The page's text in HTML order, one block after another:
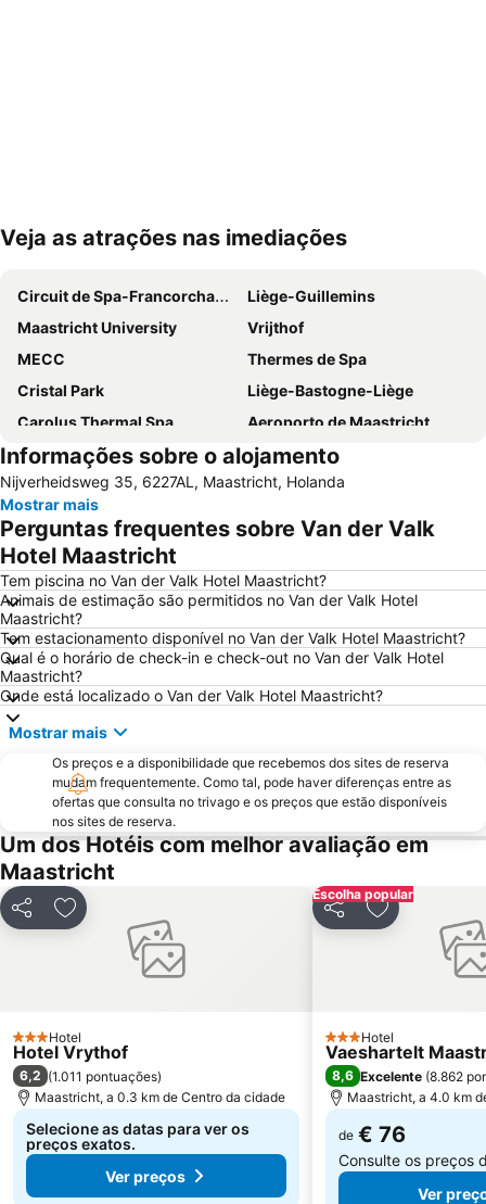
Ampliar mapa
Veja as atrações nas imediações
Circuit de Spa-Francorchamps
Liège-Guillemins
Maastricht University
Vrijthof
MECC
Thermes de Spa
Cristal Park
Liège-Bastogne-Liège
Carolus Thermal Spa
Aeroporto de Maastricht
Nationaal Park Hoge Kempen
Estação Ferroviária de Maastricht
Salon Vert Bleu Soleil
City Centre
One and Only
Aachen Central Railway Station
Marché de Noël d'Aix-la-Chapelle
Nederlands Mijnmuseum
Karting Genk
Habitat
Karibik
Eurogress Aachen
Liège Airport
Rothe Erde
Station Roermond
Mandarin
Informações sobre o alojamento
Nijverheidsweg 35, 6227AL, Maastricht, Holanda
Mostrar mais
Perguntas frequentes sobre Van der Valk
Hotel Maastricht
Tem piscina no Van der Valk Hotel Maastricht?
Animais de estimação são permitidos no Van der Valk Hotel
Maastricht?
Tem estacionamento disponível no Van der Valk Hotel Maastricht?
Qual é o horário de check-in e check-out no Van der Valk Hotel
Maastricht?
Onde está localizado o Van der Valk Hotel Maastricht?
Mostrar mais
Os preços e a disponibilidade que recebemos dos sites de reserva
mudam frequentemente. Como tal, pode haver diferenças entre as
ofertas que consulta no trivago e os preços que estão disponíveis
nos sites de reserva.
Um dos Hotéis com melhor avaliação em
Maastricht
PartilharAdicionar aos favoritos
3 Estrelas
Hotel
Hotel Vrythof
6,2 (1.011 pontuações)
Maastricht, a 0.3 km de Centro da cidade
Selecione as datas para ver os
preços exatos.
Ver preços
Escolha popular
PartilharAdicionar
3 Estrelas
Hotel
Vaeshartelt
8,6 Excelente (8.862
Maastricht, a 4.0 km
de € 76
Consulte os preços
Ver